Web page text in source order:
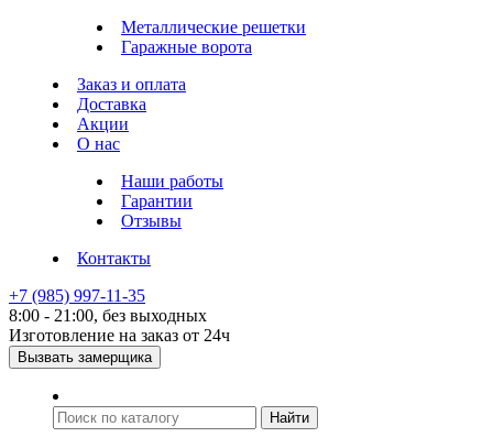
Металлические решетки
Гаражные ворота
Заказ и оплата
Доставка
Акции
О нас
Наши работы
Гарантии
Отзывы
Контакты
+7 (985) 997-11-35
8:00 - 21:00, без выходных
Изготовление на заказ от 24ч
Вызвать замерщика